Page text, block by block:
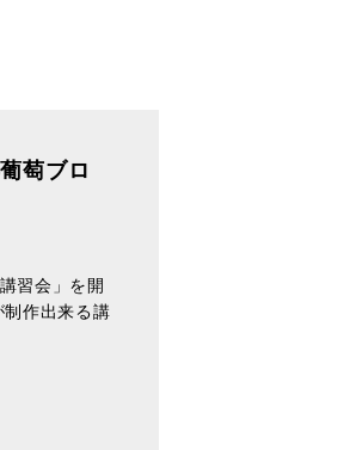
萄ブロ
習会」を開
作出来る講